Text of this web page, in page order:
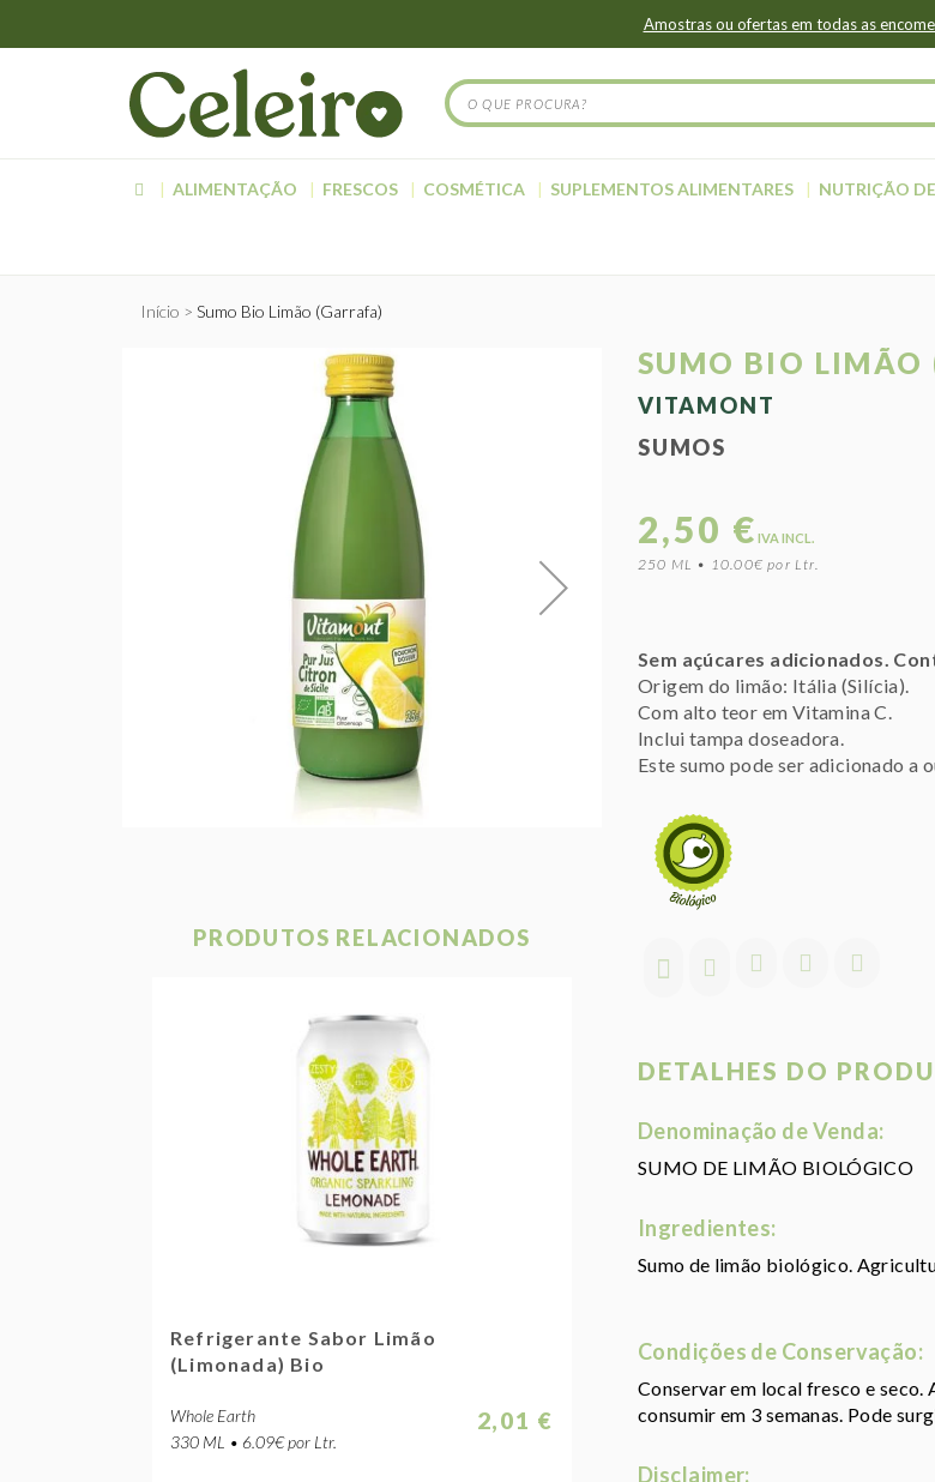
Amostras ou ofertas em todas as
ALIMENTAÇÃO FRESCOS COSMÉTICA SUPLEMENTOS ALIMENTARES NUTRIÇÃO
Início Sumo Bio Limão (Garrafa)
SUMO BIO LIMÃO
VITAMONT
SUMOS
2,50 € IVA INCL.
250 ML • 10.00€ por Ltr.
Sem açúcares adicionados.
Origem do limão: Itália (Silícia).
Com alto teor em Vitamina C.
Inclui tampa doseadora.
Este sumo pode ser adicionado a
DETALHES DO
Denominação de Venda:
SUMO DE LIMÃO BIOLÓGICO
Ingredientes:
Sumo de limão biológico.
Condições de Conservação:
Conservar em local fresco e
consumir em 3 semanas. Pode
Disclaimer:
PRODUTOS RELACIONADOS
Refrigerante Sabor Limão
(Limonada) Bio
Whole Earth
330 ML • 6.09€ por Ltr.
2,01 €